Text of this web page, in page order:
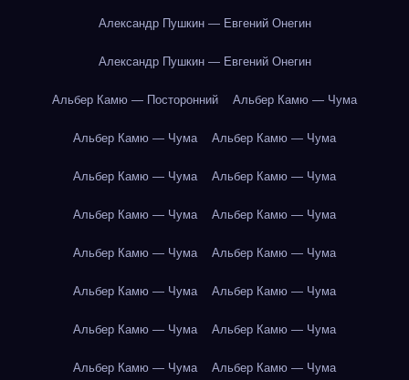
Александр Пушкин — Евгений Онегин
Александр Пушкин — Евгений Онегин
Альбер Камю — Посторонний Альбер Камю — Чума
Альбер Камю — Чума Альбер Камю — Чума
Альбер Камю — Чума Альбер Камю — Чума
Альбер Камю — Чума Альбер Камю — Чума
Альбер Камю — Чума Альбер Камю — Чума
Альбер Камю — Чума Альбер Камю — Чума
Альбер Камю — Чума Альбер Камю — Чума
Альбер Камю — Чума Альбер Камю — Чума